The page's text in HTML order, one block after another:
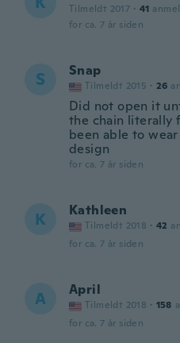
Tilmeldt 2017 · 41
for ca. 7 år siden
S Snap
Tilmeldt 2015 · 26
Did not open it
the chain literally
been able to
design
for ca. 7 år siden
K Kathleen
Tilmeldt 2018 · 42
for ca. 7 år siden
A April
Tilmeldt 2018 · 158
for ca. 7 år siden